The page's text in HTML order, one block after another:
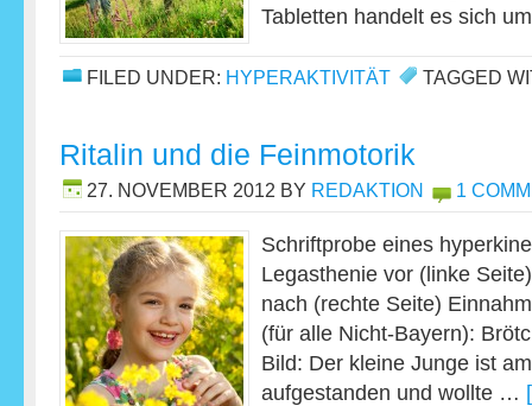
Tabletten handelt es sich
FILED UNDER: HYPERAKTIVITÄT TAGGED
Ritalin und die Feinmotorik
27. NOVEMBER 2012 BY REDAKTION 1
Schriftprobe eines
Legasthenie vor (linke
nach (rechte Seite)
(für alle Nicht-Bayern):
Bild: Der kleine Junge ist
aufgestanden und wollte …